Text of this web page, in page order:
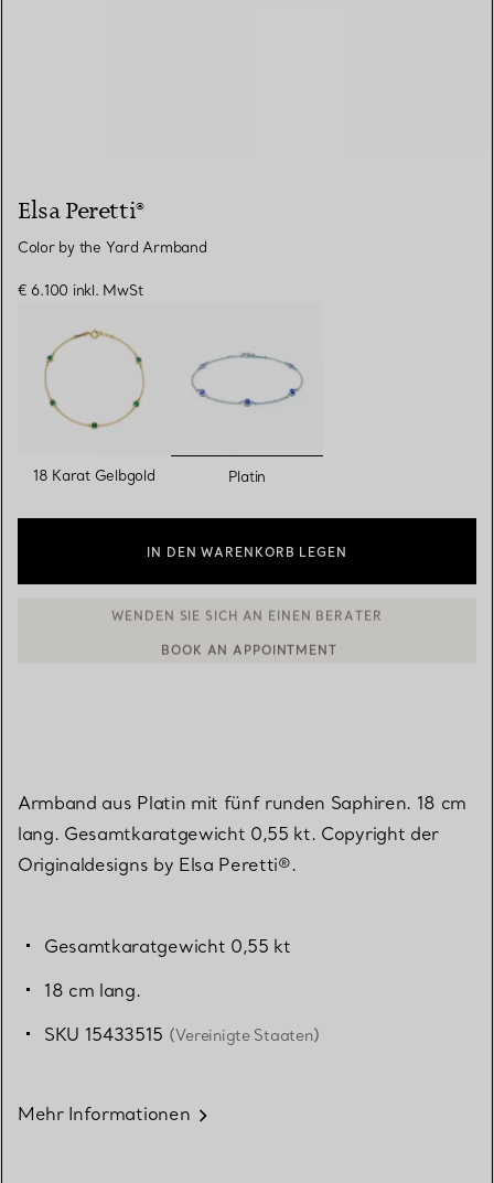
Elsa Peretti®
Color by the Yard Armband
€ 6.100 inkl. MwSt
18 Karat Gelbgold ausgewählt
Platin
IN DEN WARENKORB LEGEN
Armband aus Platin mit fünf runden Saphiren. 18 cm
lang. Gesamtkaratgewicht 0,55 kt. Copyright der
Originaldesigns by Elsa Peretti®.
Gesamtkaratgewicht 0,55 kt
18 cm lang.
SKU 15433515 (Vereinigte Staaten)
Mehr Informationen